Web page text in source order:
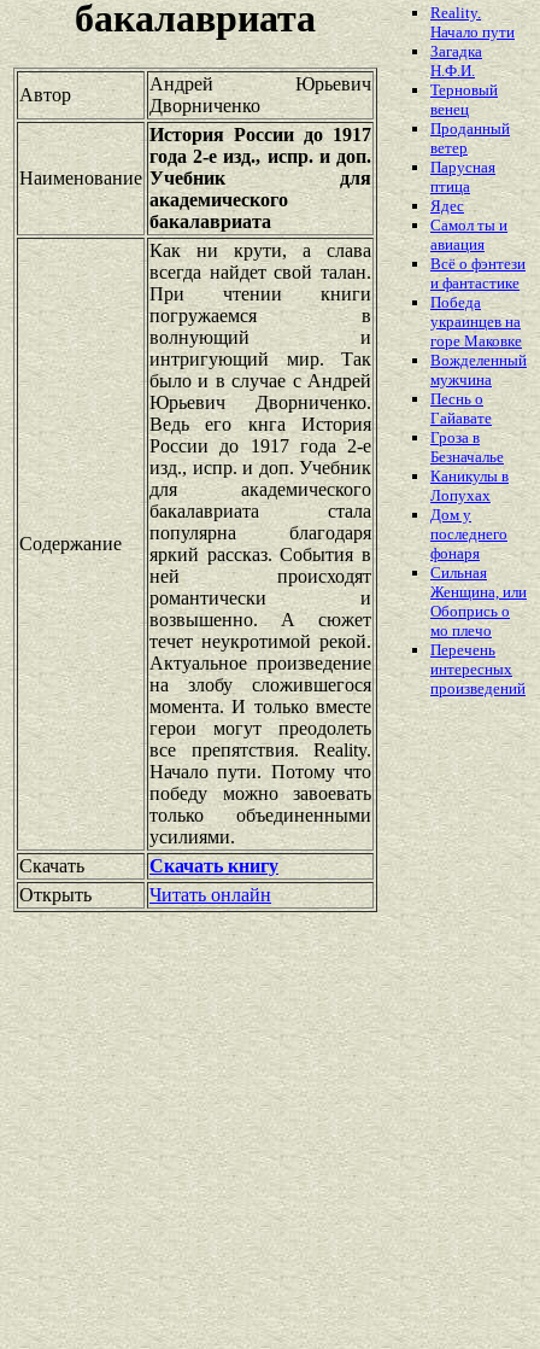
бакалавриата
Автор
Андрей Юрьевич
Дворниченко
Наименование
История России до 1917
года 2-е изд., испр. и доп.
Учебник для
академического
бакалавриата
Содержание
Как ни крути, а слава
всегда найдет свой талан.
При чтении книги
погружаемся в
волнующий и
интригующий мир. Так
было и в случае с Андрей
Юрьевич Дворниченко.
Ведь его кнга История
России до 1917 года 2-е
изд., испр. и доп. Учебник
для академического
бакалавриата стала
популярна благодаря
яркий рассказ. События в
ней происходят
романтически и
возвышенно. А сюжет
течет неукротимой рекой.
Актуальное произведение
на злобу сложившегося
момента. И только вместе
герои могут преодолеть
все препятствия. Reality.
Начало пути. Потому что
победу можно завоевать
только объединенными
усилиями.
Скачать
Скачать книгу
Открыть
Читать онлайн
Reality.
Начало пути
Загадка
Н.Ф.И.
Терновый
венец
Проданный
ветер
Парусная
птица
Ядес
Самол ты и
авиация
Всё о фэнтези
и фантастике
Победа
украинцев на
горе Маковке
Вожделенный
мужчина
Песнь о
Гайавате
Гроза в
Безначалье
Каникулы в
Лопухах
Дом у
последнего
фонаря
Сильная
Женщина, или
Обопрись о
мо плечо
Перечень
интересных
произведений